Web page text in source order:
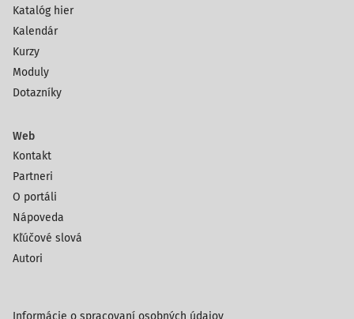
Katalóg hier
Kalendár
Kurzy
Moduly
Dotazníky
Web
Kontakt
Partneri
O portáli
Nápoveda
Kľúčové slová
Autori
Informácie o spracovaní osobných údajov